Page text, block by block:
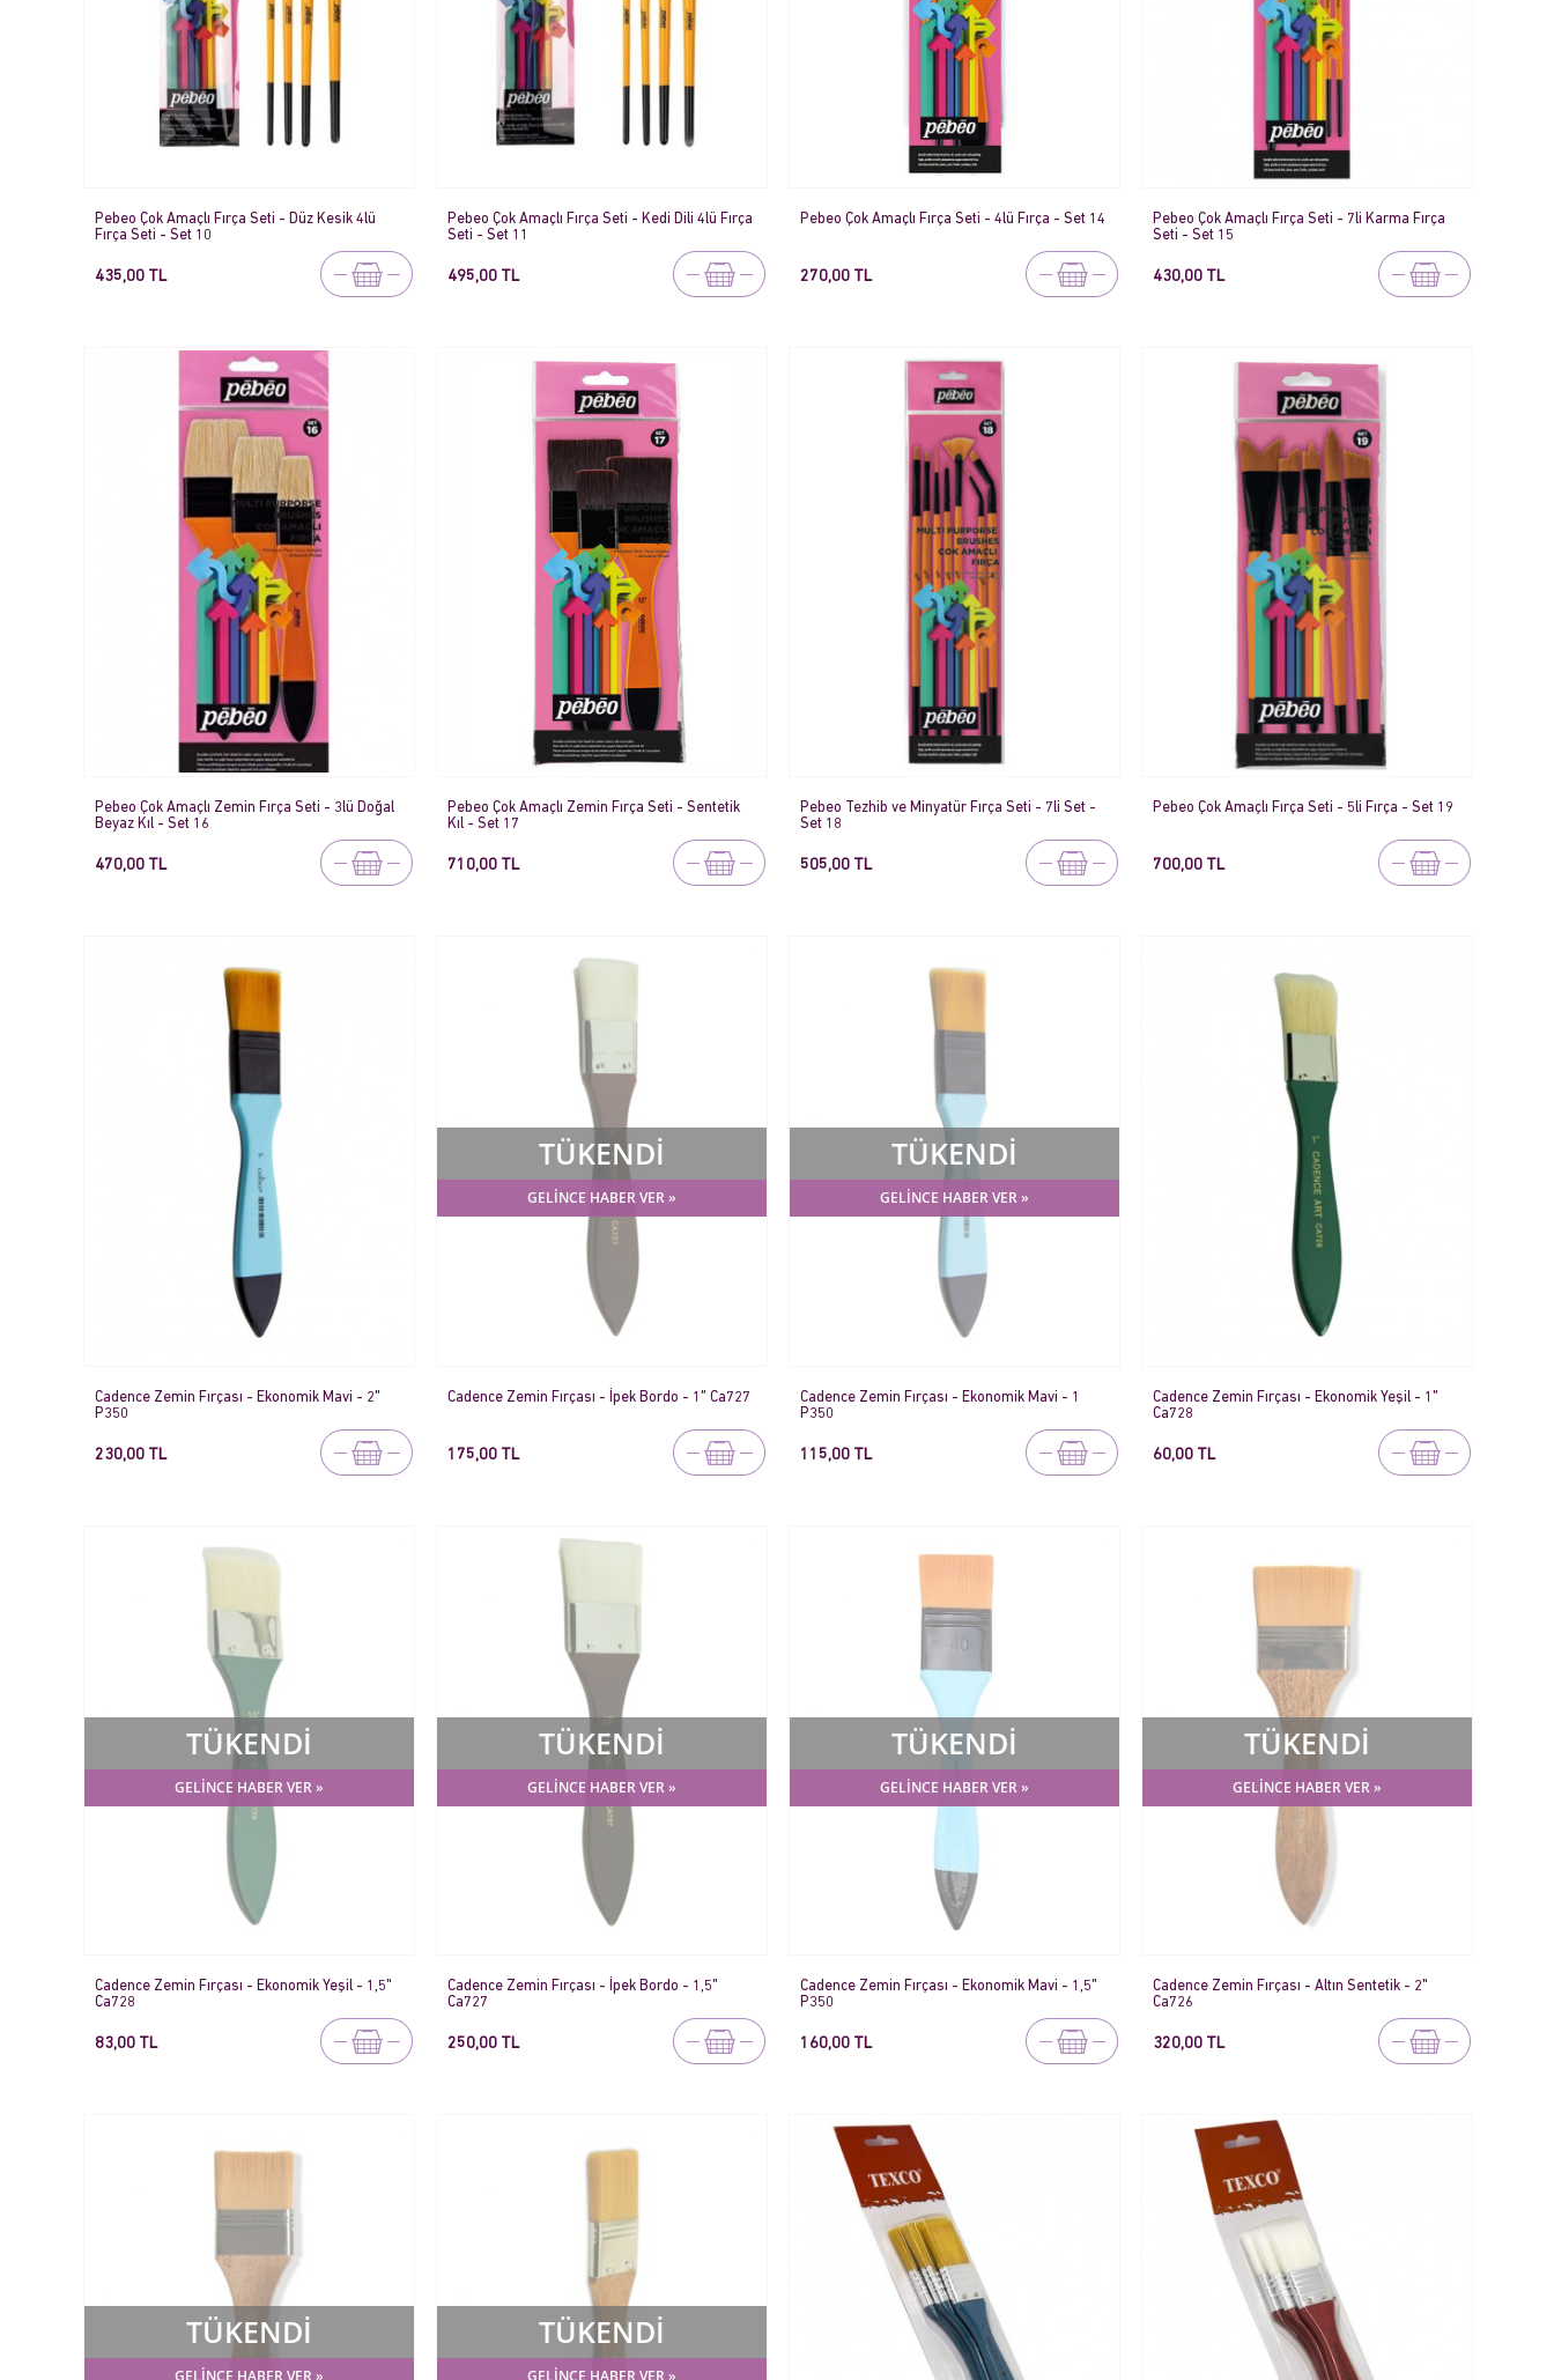
Pebeo Çok Amaçlı Fırça Seti - Düz Kesik 4lü
Fırça Seti - Set 10
435,00 TL
Pebeo Çok Amaçlı Fırça Seti - Kedi Dili 4lü Fırça
Seti - Set 11
495,00 TL
Pebeo Çok Amaçlı Fırça Seti - 4lü Fırça - Set 14
270,00 TL
Pebeo Çok Amaçlı Fırça Seti - 7li Karma Fırça
Seti - Set 15
430,00 TL
Pebeo Çok Amaçlı Zemin Fırça Seti - 3lü Doğal
Beyaz Kıl - Set 16
470,00 TL
Pebeo Çok Amaçlı Zemin Fırça Seti - Sentetik
Kıl - Set 17
710,00 TL
Pebeo Tezhib ve Minyatür Fırça Seti - 7li Set -
Set 18
505,00 TL
Pebeo Çok Amaçlı Fırça Seti - 5li Fırça - Set 19
700,00 TL
Cadence Zemin Fırçası - Ekonomik Mavi - 2"
P350
230,00 TL
TÜKENDİ
GELİNCE HABER VER »
Cadence Zemin Fırçası - İpek Bordo - 1" Ca727
175,00 TL
TÜKENDİ
GELİNCE HABER VER »
Cadence Zemin Fırçası - Ekonomik Mavi - 1
P350
115,00 TL
Cadence Zemin Fırçası - Ekonomik Yeşil - 1"
Ca728
60,00 TL
TÜKENDİ
GELİNCE HABER VER »
Cadence Zemin Fırçası - Ekonomik Yeşil - 1,5"
Ca728
83,00 TL
TÜKENDİ
GELİNCE HABER VER »
Cadence Zemin Fırçası - İpek Bordo - 1,5"
Ca727
250,00 TL
TÜKENDİ
GELİNCE HABER VER »
Cadence Zemin Fırçası - Ekonomik Mavi - 1,5"
P350
160,00 TL
TÜKENDİ
GELİNCE HABER VER »
Cadence Zemin Fırçası - Altın Sentetik - 2"
Ca726
320,00 TL
TÜKENDİ TÜKENDİ